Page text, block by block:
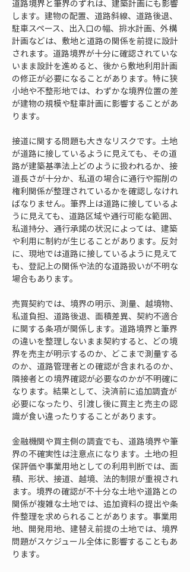
道路境界と筆界のずれは、建築計画にも影響
します。建物の配置、道路斜線、道路後退、
駐車スペース、出入口の幅、排水計画、外構
計画などは、敷地と道路の関係を前提に設計
されます。道路境界が十分に確認されていな
いまま設計を進めると、後から敷地利用計画
の修正が必要になることがあります。特に狭
小地や不整形地では、わずかな境界位置の差
が建物の規模や駐車計画に影響することがあ
ります。
接道に関する問題も大きなリスクです。土地
が道路に接しているように見えても、その道
路が建築基準法上どのように扱われるか、接
道長さが十分か、私道の場合に通行や掘削の
権利関係が整理されているかを確認しなけれ
ばなりません。筆界上は道路に接しているよ
うに見えても、道路区域や通行可能な範囲、
私道持分、通行承諾の状況によっては、建築
や利用に制約が生じることがあります。反対
に、現地では道路に接しているように見えて
も、登記上の関係や法的な道路扱いが不明な
場合もあります。
売買契約では、境界の明示、測量、越境物、
私道負担、道路後退、面積差異、契約不適合
に関する条項が関係します。道路境界と筆界
の違いを整理しないまま契約すると、どの境
界を売主が明示するのか、どこまで測量する
のか、道路管理者との確認が含まれるのか、
隣接者との境界確認が必要なのかが不明確に
なります。結果として、決済前に追加調査が
必要になったり、引渡し後に買主と売主の認
識が食い違ったりすることがあります。
金融機関や買主側の調査でも、道路境界や筆
界の不確実性は注意点になります。土地の担
保評価や事業用地としての利用判断では、面
積、形状、接道、越境、法的制限が重視され
ます。境界の確認が不十分な土地や道路との
関係が複雑な土地では、追加資料の提出や条
件整理を求められることがあります。事業用
地、開発用地、建替え前提の土地では、境界
問題がスケジュール全体に影響することもあ
ります。